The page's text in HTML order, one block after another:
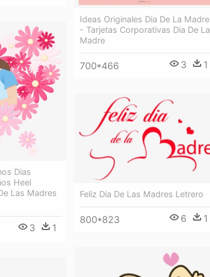
Ideas Originales Dia De La Madre
- Tarjetas Corporativas Dia De La
Madre
700*466 3 1
Dias
Heel
Las Madres
3 1
Feliz Dia De Las Madres Letrero
800*823 6 1